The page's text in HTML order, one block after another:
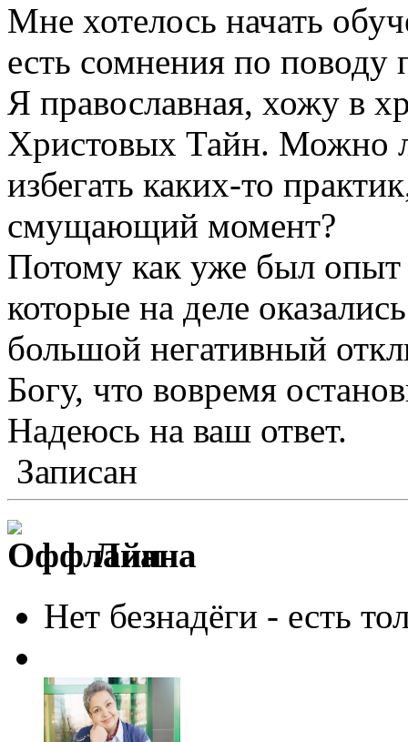
Мне хотелось начать
есть сомнения по поводу
Я православная, хожу в
Христовых Тайн. Можно
избегать каких-то
смущающий момент?
Потому как уже был опыт
которые на деле
большой негативный
Богу, что вовремя
Надеюсь на ваш ответ.
Записан
Лиана
Нет безнадёги - есть